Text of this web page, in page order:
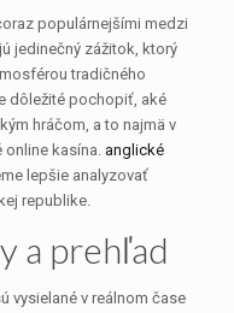
populárnejšími medzi
jedinečný zážitok, ktorý
tradičného
dôležité pochopiť, aké
hráčom, a to najmä v
online kasína. anglické
lepšie analyzovať
republike.
a prehľad
vysielané v reálnom čase